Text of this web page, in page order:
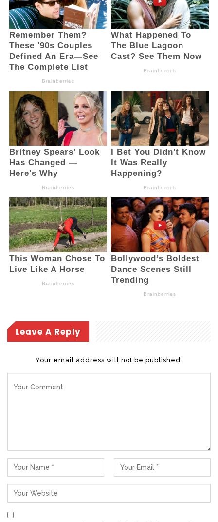
“Setelah RUU APBN 2026 ditetapkan
menjadi Undang-Undang, terjadi penurunan
drastis transfer pusat ke daerah. Sekitar
96 persen belanja daerah masih
bergantung pada pemerintah pusat, dan
tahun 2026 mengalami penurunan hingga 41
persen. Hal ini berdampak signifikan,
termasuk pemotongan TPP ASN sebesar
30–40 persen,” jelasnya.
Bupati juga menegaskan, bahwa TPP ASN
termasuk gaji ke-13 dan ke-14.
“Mohon maaf atas penyesuaian tersebut.
Tapi kita tetap bersyukur dan mendukung
program-program pemerintah pusat,”
Leave A Reply
Your email address will not be published.